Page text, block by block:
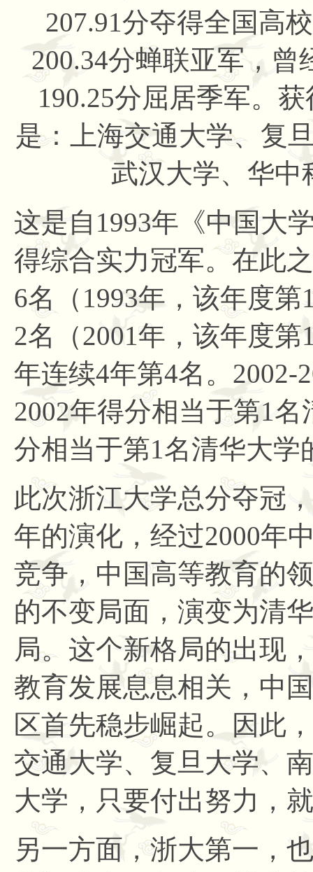
207.91分夺得全国高
200.34分蝉联亚军，
190.25分屈居季军。
是：上海交通大学、复
武汉大学、华中
这是自 1993年《中国大
得综合实力冠军。在此
6名（1993年，该年度
2名（2001年，该年度
年连续4年第4名。2002-
2002年得分相当于第1名
分相当于第1名清华大学
此次浙江大学总分夺冠
年的演化，经过2000年
竞争，中国高等教育的
的不变局面，演变为清
局。这个新格局的出现
教育发展息息相关，中
区首先稳步崛起。因此
交通大学、复旦大学、
大学，只要付出努力，
另一方面，浙大第一，